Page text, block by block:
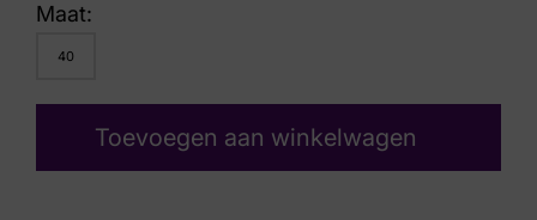
Maat:
40
Toevoegen aan winkelwagen